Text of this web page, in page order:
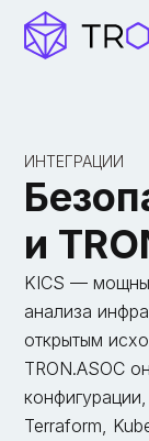
ИНТЕГРАЦИИ
и
KICS —
анализа
открытым
TRON.ASOC
Terraform,